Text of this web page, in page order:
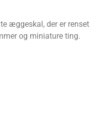
æggeskal, der er renset
og miniature ting.